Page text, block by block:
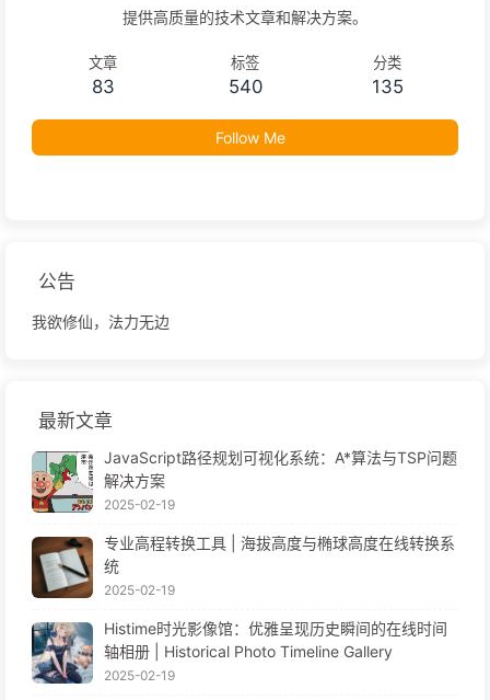
提供高质量的技术文章和解决方案。
文章
83
标签
540
分类
135
Follow Me
公告
我欲修仙，法力无边
最新文章
JavaScript路径规划可视化系统：A*算法与TSP问题
解决方案
2025-02-19
专业高程转换工具 | 海拔高度与椭球高度在线转换系
统
2025-02-19
Histime时光影像馆：优雅呈现历史瞬间的在线时间
轴相册 | Historical Photo Timeline Gallery
2025-02-19